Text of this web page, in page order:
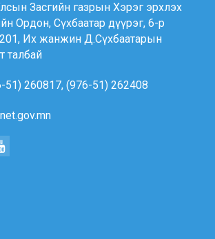
Засгийн газрын Хэрэг эрхлэх
Ордон, Сүхбаатар дүүрэг, 6-р
Их жанжин Д.Сүхбаатарын
талбай
51) 260817, (976-51) 262408